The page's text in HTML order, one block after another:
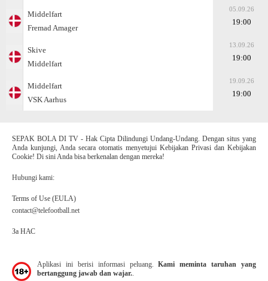
Middelfart
Fremad Amager
05.09.26
19:00
Skive
Middelfart
13.09.26
19:00
Middelfart
VSK Aarhus
19.09.26
19:00
SEPAK BOLA DI TV - Hak Cipta Dilindungi Undang-Undang. Dengan situs yang
Anda kunjungi, Anda secara otomatis menyetujui Kebijakan Privasi dan Kebijakan
Cookie! Di sini Anda bisa berkenalan dengan mereka!
Hubungi kami:
Terms of Use (EULA)
contact@telefootball.net
За НАС
Aplikasi ini berisi informasi peluang.Kami meminta taruhan yang
bertanggung jawab dan wajar.